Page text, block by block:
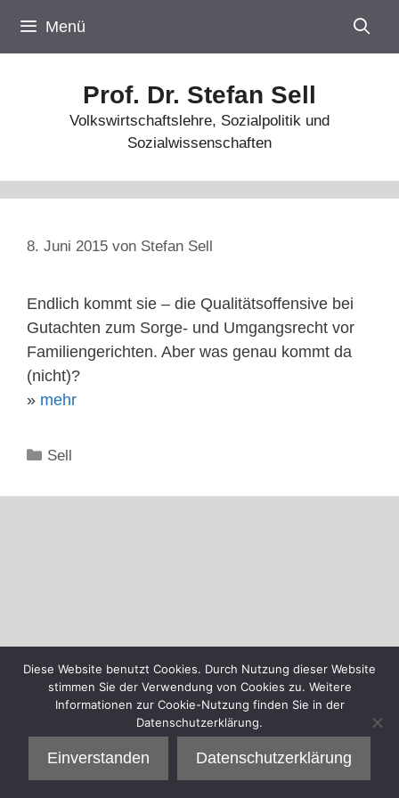
Inhalt
springen
Menü
Prof. Dr. Stefan Sell
Volkswirtschaftslehre, Sozialpolitik und
Sozialwissenschaften
8. Juni 2015 von Stefan Sell
Endlich kommt sie – die Qualitätsoffensive bei
Gutachten zum Sorge- und Umgangsrecht vor
Familiengerichten. Aber was genau kommt da
(nicht)?
» mehr
Kategorien
Sell
Diese Website benutzt Cookies. Durch Nutzung dieser Website
stimmen Sie der Verwendung von Cookies zu. Weitere
Informationen zur Cookie-Nutzung finden Sie in der
Datenschutzerklärung.
Einverstanden Datenschutzerklärung